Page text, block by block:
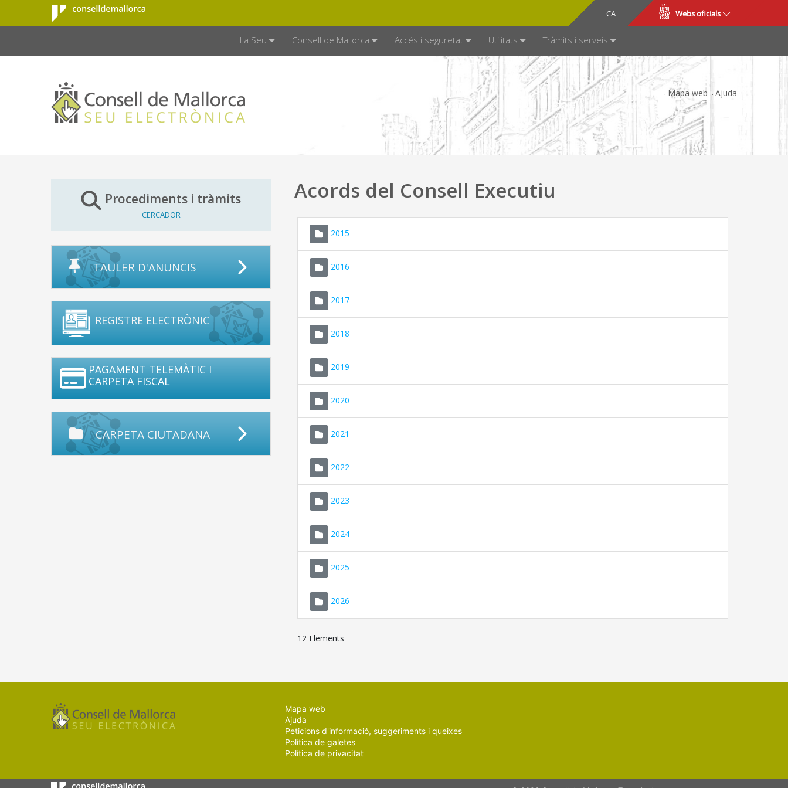
Salta al contingut principal
Consell de
Mallorca
CA
ES Webs oficials
La Seu Consell de Mallorca Accés i seguretat Utilitats Tràmits i serveis
Mapa web Ajuda
Procediments i tràmits
CERCADOR
TAULER D'ANUNCIS
REGISTRE ELECTRÒNIC
PAGAMENT TELEMÀTIC I
CARPETA FISCAL
CARPETA CIUTADANA
Acords del Consell Executiu
2015
2016
2017
2018
2019
2020
2021
2022
2023
2024
2025
2026
12 Elements
Mapa web
Ajuda
Peticions d'informació, suggeriments i queixes
Política de galetes
Política de privacitat